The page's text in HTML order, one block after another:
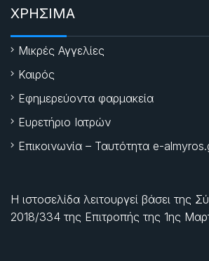
ΧΡΗΣΙΜΑ
Μικρές Αγγελίες
Καιρός
Εφημερεύοντα φαρμακεία
Ευρετήριο Ιατρών
Επικοινωνία – Ταυτότητα e-
Η ιστοσελίδα λειτουργεί βάσει της
2018/334 της Επιτροπής της 1ης